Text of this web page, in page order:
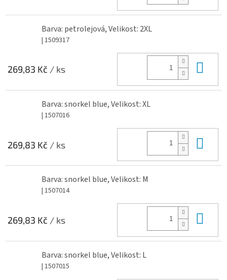
Barva: petrolejová, Velikost: 2XL
| 1509317
269,83 Kč / ks
Barva: snorkel blue, Velikost: XL
| 1507016
269,83 Kč / ks
Barva: snorkel blue, Velikost: M
| 1507014
269,83 Kč / ks
Barva: snorkel blue, Velikost: L
| 1507015